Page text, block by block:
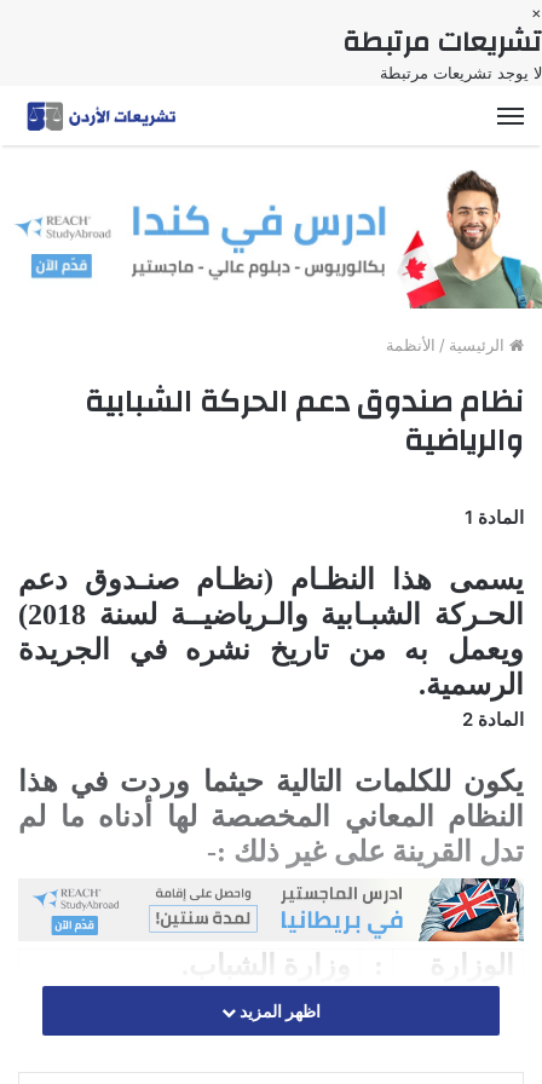
×
تشريعات مرتبطة
لا يوجد تشريعات مرتبطة
القائمة
الرئيسية / الأنظمة
نظام صندوق دعم الحركة الشبابية
والرياضية
المادة 1
يسمى هذا النظـام (نظـام صنـدوق دعم
الحـركة الشبـابية والـرياضيــة لسنة 2018
)
ويعمل به من تاريخ نشره في الجريدة
الرسمية.
المادة 2
يكون للكلمات التالية حيثما وردت في هذا
النظام المعاني المخصصة لها أدناه ما لم
تدل القرينة على غير ذلك :-
الوزارة وزارة الشباب.
اظهر المزيد